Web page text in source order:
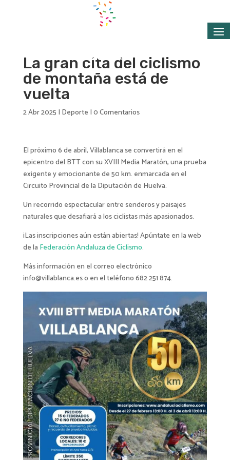
La gran cita del ciclismo
de montaña está de
vuelta
2 Abr 2025 | Deporte |0 Comentarios
El próximo 6 de abril, Villablanca se convertirá en el
epicentro del BTT con su XVIII Media Maratón, una prueba
exigente y emocionante de 50 km. enmarcada en el
Circuito Provincial de la Diputación de Huelva.
Un recorrido espectacular entre senderos y paisajes
naturales que desafiará a los ciclistas más apasionados.
¡Las inscripciones aún están abiertas! Apúntate en la web
de la Federación Andaluza de Ciclismo.
Más información en el correo electrónico
info@villablanca.es o en el teléfono 682 251 874.